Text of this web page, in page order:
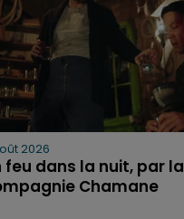
2026
feu dans la nuit, par la
Chamane